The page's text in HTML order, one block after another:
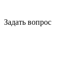
Задать вопрос